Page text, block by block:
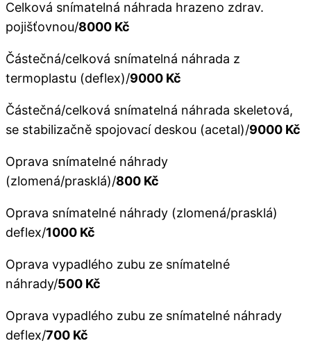
Celková snímatelná náhrada hrazeno zdrav.
pojišťovnou/8000 Kč
Částečná/celková snímatelná náhrada z
termoplastu (deflex)/9000 Kč
Částečná/celková snímatelná náhrada skeletová,
se stabilizačně spojovací deskou (acetal)/9000 Kč
Oprava snímatelné náhrady
(zlomená/prasklá)/800 Kč
Oprava snímatelné náhrady (zlomená/prasklá)
deflex/1000 Kč
Oprava vypadlého zubu ze snímatelné
náhrady/500 Kč
Oprava vypadlého zubu ze snímatelné náhrady
deflex/700 Kč